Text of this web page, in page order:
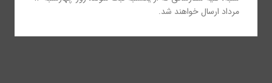
مرداد ارسال خواهند شد.